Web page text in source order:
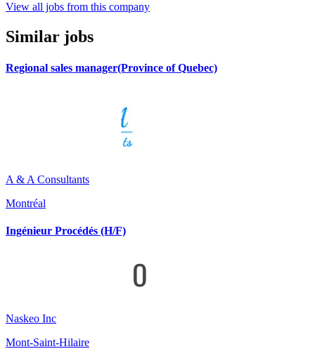
View all jobs from this company
Similar jobs
Regional sales manager(Province of Quebec)
A & A Consultants
Montréal
Ingénieur Procédés (H/F)
Naskeo Inc
Mont-Saint-Hilaire